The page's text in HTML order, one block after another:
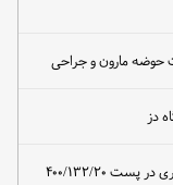
مارون و جراحی
جلوگیری از خاموشی گسترده شبکه برق با اقدام اضطراری در پست ۴۰۰/۱۳۲/۲۰